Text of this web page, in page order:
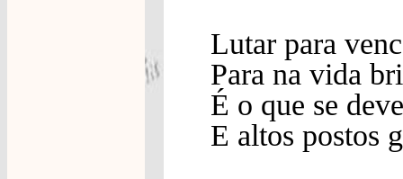
Lutar para
Para na vida
É o que se
E altos postos